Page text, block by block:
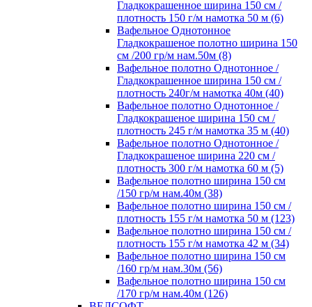
Гладкокрашенное ширина 150 см /
плотность 150 г/м намотка 50 м (6)
Вафельное Однотонное
Гладкокрашеное полотно ширина 150
см /200 гр/м нам.50м (8)
Вафельное полотно Однотонное /
Гладкокрашенное ширина 150 см /
плотность 240г/м намотка 40м (40)
Вафельное полотно Однотонное /
Гладкокрашеное ширина 150 см /
плотность 245 г/м намотка 35 м (40)
Вафельное полотно Однотонное /
Гладкокрашеное ширина 220 см /
плотность 300 г/м намотка 60 м (5)
Вафельное полотно ширина 150 см
/150 гр/м нам.40м (38)
Вафельное полотно ширина 150 см /
плотность 155 г/м намотка 50 м (123)
Вафельное полотно ширина 150 см /
плотность 155 г/м намотка 42 м (34)
Вафельное полотно ширина 150 см
/160 гр/м нам.30м (56)
Вафельное полотно ширина 150 см
/170 гр/м нам.40м (126)